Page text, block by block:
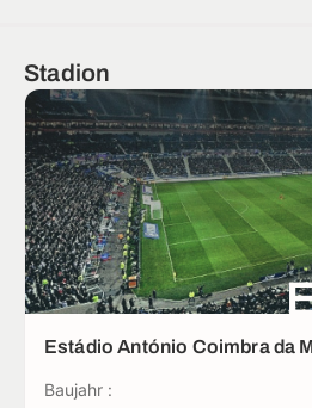
Stadion
Estádio António Coimbra da
Baujahr :